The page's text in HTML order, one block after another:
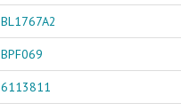
BL1767A2
BPF069
6113811